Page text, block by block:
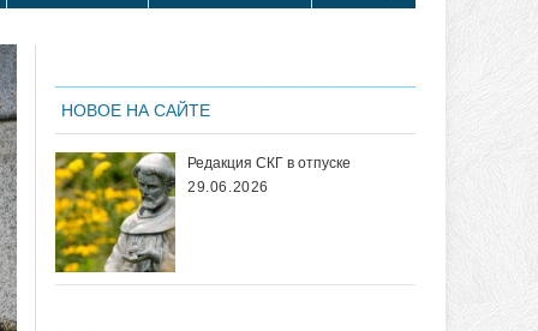
НОВОЕ НА САЙТЕ
Редакция СКГ в отпуске
29.06.2026